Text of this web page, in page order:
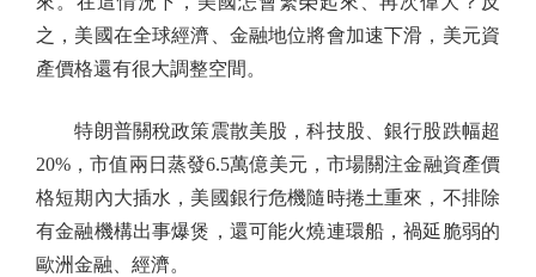
之，美國在全球經濟、金融地位將會加速下滑，美元資
產價格還有很大調整空間。
特朗普關稅政策震散美股，科技股、銀行股跌幅超
20%，市值兩日蒸發6.5萬億美元，市場關注金融資產價
格短期內大插水，美國銀行危機隨時捲土重來，不排除
有金融機構出事爆煲，還可能火燒連環船，禍延脆弱的
歐洲金融、經濟。